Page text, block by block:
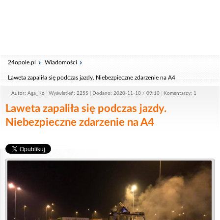
24opole.pl Wiadomości
Laweta zapaliła się podczas jazdy. Niebezpieczne zdarzenie na A4
Autor: Aga_Ko Wyświetleń: 2255 Dodano: 2020-11-10 / 09:10 Komentarzy: 1
Laweta zapaliła się podczas jazdy.
Niebezpieczne zdarzenie na A4